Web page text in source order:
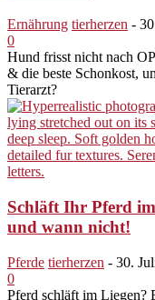
Ernährung tierherzen -
0
Hund frisst nicht nach
& die beste Schonkost,
Tierarzt?
Schläft Ihr Pferd
und wann nicht!
Pferde tierherzen - 30.
0
Pferd schläft im Liegen?